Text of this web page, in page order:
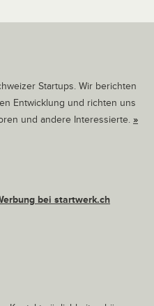
Startups. Wir berichten
Entwicklung und richten uns
und andere Interessierte. »
bei startwerk.ch